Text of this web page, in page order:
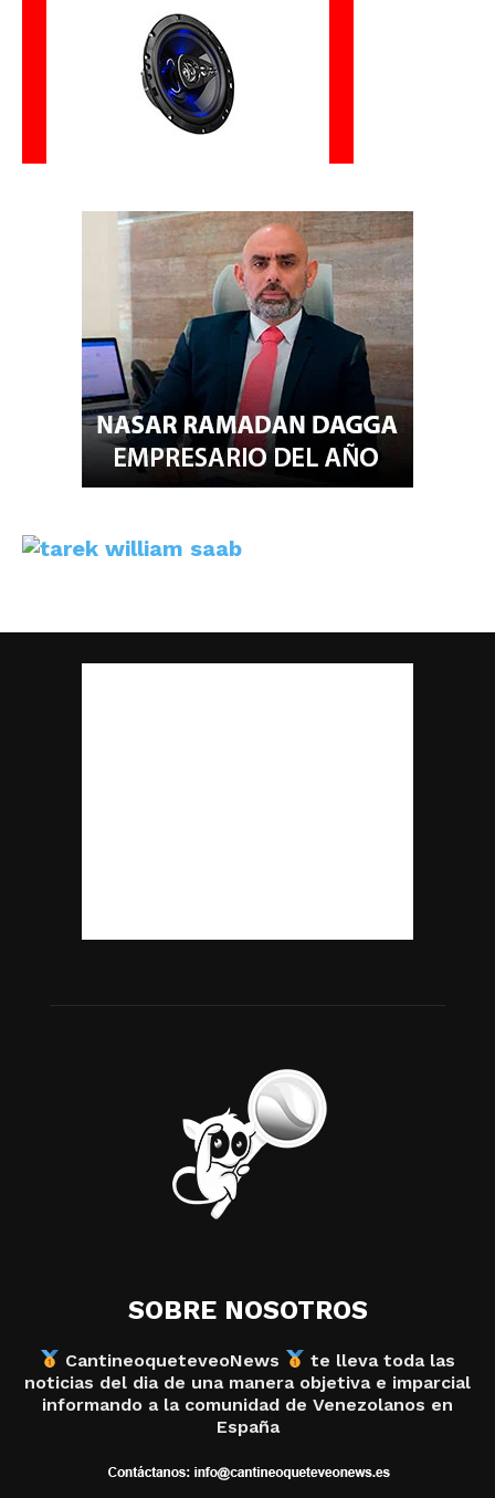
SOBRE NOSOTROS
CantineoqueteveoNews
te lleva toda las
noticias del dia de una manera objetiva e imparcial
informando a la comunidad de Venezolanos en
España